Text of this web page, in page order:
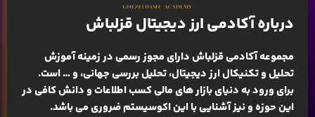
درباره آکادمی ارز دیجیتال قزلباش
مجموعه آکادمی قزلباش دارای مجوز رسمی در زمینهآموزش
تحلیل و تکنیکال ارز دیجیتال، تحلیل بررسی جهانی، و … است.
برای ورود به دنیای بازار های مالی کسب اطلاعات و دانش کافی در
این حوزه و نیز آشنایی با این اکوسیستم ضروری می باشد.